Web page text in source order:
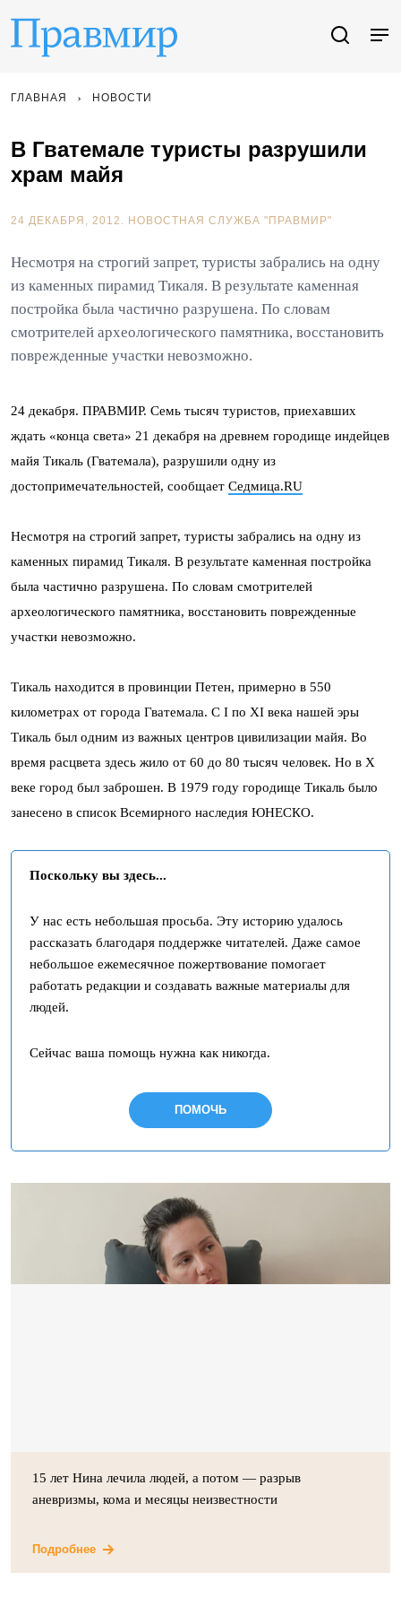
ГЛАВНАЯ НОВОСТИ
В Гватемале туристы разрушили
храм майя
24 ДЕКАБРЯ, 2012. НОВОСТНАЯ СЛУЖБА "ПРАВМИР"
Несмотря на строгий запрет, туристы забрались на одну
из каменных пирамид Тикаля. В результате каменная
постройка была частично разрушена. По словам
смотрителей археологического памятника, восстановить
поврежденные участки невозможно.
24 декабря. ПРАВМИР. Семь тысяч туристов, приехавших
ждать «конца света» 21 декабря на древнем городище индейцев
майя Тикаль (Гватемала), разрушили одну из
достопримечательностей, сообщает Седмица.RU
Несмотря на строгий запрет, туристы забрались на одну из
каменных пирамид Тикаля. В результате каменная постройка
была частично разрушена. По словам смотрителей
археологического памятника, восстановить поврежденные
участки невозможно.
Тикаль находится в провинции Петен, примерно в 550
километрах от города Гватемала. С I по XI века нашей эры
Тикаль был одним из важных центров цивилизации майя. Во
время расцвета здесь жило от 60 до 80 тысяч человек. Но в X
веке город был заброшен. В 1979 году городище Тикаль было
занесено в список Всемирного наследия ЮНЕСКО.
Поскольку вы здесь...
У нас есть небольшая просьба. Эту историю удалось
рассказать благодаря поддержке читателей. Даже самое
небольшое ежемесячное пожертвование помогает
работать редакции и создавать важные материалы для
людей.
Сейчас ваша помощь нужна как никогда.
ПОМОЧЬ
15 лет Нина лечила людей, а потом — разрыв
аневризмы, кома и месяцы неизвестности
Подробнее